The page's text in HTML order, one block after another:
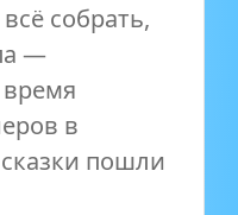
собрать,
—
в
пошли